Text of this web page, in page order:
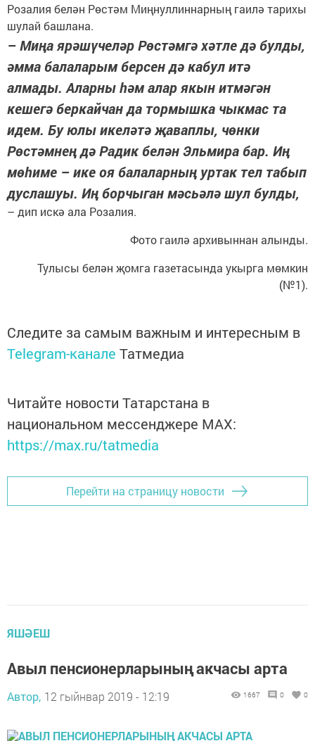
Розалия белән Рөстәм Миңнуллиннарның гаилә тарихы
шулай башлана.
– Миңа ярәшүчеләр Рөстәмгә хәтле дә булды,
әмма балаларым берсен дә кабул итә
алмады. Аларны һәм алар якын итмәгән
кешегә беркайчан да тормышка чыкмас та
идем. Бу юлы икеләтә җаваплы, чөнки
Рөстәмнең дә Радик белән Эльмира бар. Иң
мөһиме – ике оя балаларның уртак тел табып
дуслашуы. Иң борчыган мәсьәлә шул булды,
– дип искә ала Розалия.
Фото гаилә архивыннан алынды.
Тулысы белән җомга газетасында укырга мөмкин
(№1).
Следите за самым важным и интересным в
Telegram-канале Татмедиа
Читайте новости Татарстана в
национальном мессенджере MАХ:
https://max.ru/tatmedia
Перейти на страницу новости
ЯШӘЕШ
Авыл пенсионерларының акчасы арта
Автор, 12 гыйнвар 2019 - 12:19 1667 0 0